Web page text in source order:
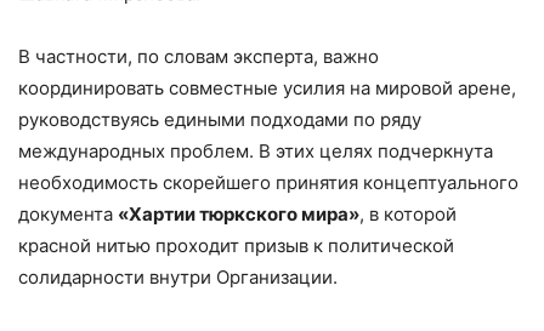
В частности, по словам эксперта, важно
координировать совместные усилия на мировой арене,
руководствуясь едиными подходами по ряду
международных проблем. В этих целях подчеркнута
необходимость скорейшего принятия концептуального
документа «Хартии тюркского мира», в которой
красной нитью проходит призыв к политической
солидарности внутри Организации.